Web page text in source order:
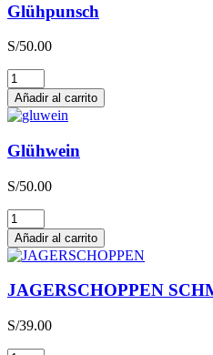
Glühpunsch
S/50.00
Glühpunsch
cantidad
Añadir al carrito
Glühwein
S/50.00
Glühwein
cantidad
Añadir al carrito
JAGERSCHOPPEN
S/39.00